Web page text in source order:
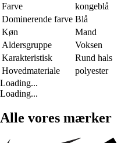
Farve
kongeblå
Dominerende farve Blå
Køn
Mand
Aldersgruppe
Voksen
Karakteristisk
Rund hals
Hovedmateriale
polyester
Loading...
Loading...
Alle vores mærker